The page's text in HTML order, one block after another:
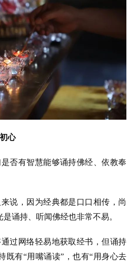
心
否有智慧能够诵持佛经、依教奉
说，因为经典都是口口相传，尚
诵持、听闻佛经也非常不易。
过网络轻易地获取经书，但诵持
既有“用嘴诵读”，也有“用身心去